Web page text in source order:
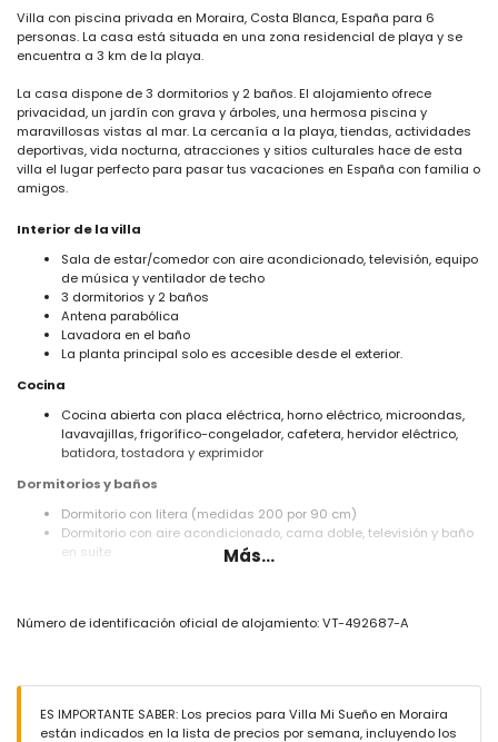
Villa con piscina privada en Moraira, Costa Blanca, España para 6
personas. La casa está situada en una zona residencial de playa y se
encuentra a 3 km de la playa.
La casa dispone de 3 dormitorios y 2 baños. El alojamiento ofrece
privacidad, un jardín con grava y árboles, una hermosa piscina y
maravillosas vistas al mar. La cercanía a la playa, tiendas, actividades
deportivas, vida nocturna, atracciones y sitios culturales hace de esta
villa el lugar perfecto para pasar tus vacaciones en España con familia o
amigos.
Interior de la villa
Sala de estar/comedor con aire acondicionado, televisión, equipo
de música y ventilador de techo
3 dormitorios y 2 baños
Antena parabólica
Lavadora en el baño
La planta principal solo es accesible desde el exterior.
Cocina
Cocina abierta con placa eléctrica, horno eléctrico, microondas,
lavavajillas, frigorífico-congelador, cafetera, hervidor eléctrico,
batidora, tostadora y exprimidor
Dormitorios y baños
Dormitorio con litera (medidas 200 por 90 cm)
Dormitorio con aire acondicionado, cama doble, televisión y baño
en suite
Baño con lavabo, ducha, inodoro y secador de pelo
Parcela vallada
Piscina privada de 6m x 4m y 1.7m de profundidad
Jardín con grava, árboles y muebles de jardín con tumbonas
Más...
Número de identificación oficial de alojamiento: VT-492687-A
ES IMPORTANTE SABER: Los precios para Villa Mi Sueño en Moraira
están indicados en la lista de precios por semana, incluyendo los